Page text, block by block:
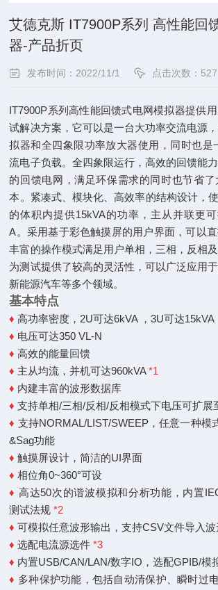
艾德克斯 IT7900P系列 高性能回
器-产品折页
发布时间：2022/11/1 点击次数：527
IT7900P系列高性能回馈式电网模拟器提供
试解决方案，它可以是一台大功率交流电源
拟器和全四象限功率放大器使用，同时也是
流电子负载。全四象限运行，高效的回馈能
的回馈电网，满足环保需求的同时也节省
本。紧凑式、模块化、高效率的结构设计，
的体积内提供15kVA的功率，主从并联更
A。采用基于彩色触摸屏的用户界面，可以
丰富的操作模式满足用户单相，三相，反相
为测试提供了较高的灵活性，可以广泛应用于
新能源汽车等多个领域。
基本特点
♦高功率密度，2U可达6kVA ，3U可达15kVA
♦ 电压可达350 VL-N
♦高效的能量回馈
♦ 主从均流，并机可达960kVA*1
♦ 内建丰富的波形数据库
♦支持单相/三相/反相/反相模式下电压可扩展
♦ 支持NORMAL/LIST/SWEEP，任意一种模
&Sag功能
♦触摸屏设计，简洁的UI界面
♦相位角0~360°可设
♦ 高达50次的谐波模拟和分析功能，内置
测试法规*2
♦可模拟任意波形输出，支持CSV文件导入波
♦选配电流源选件*3
♦ 内置USB/CAN/LAN/数字IO，选配GPIB/模
♦ 多种保护功能，包括自动清保护、瞬时过